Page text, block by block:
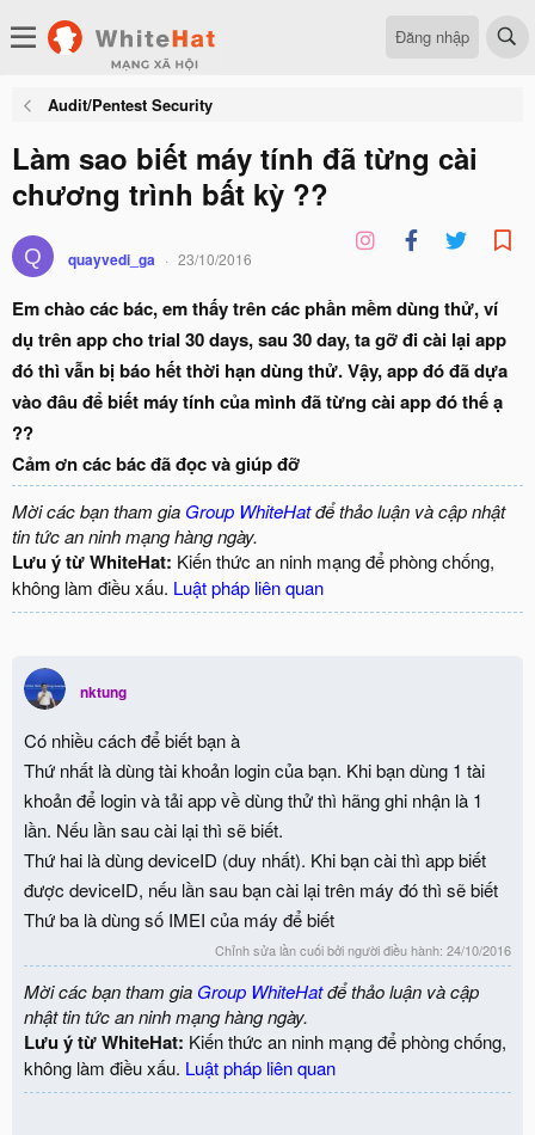
Đăng nhập
Audit/Pentest Security
Làm sao biết máy tính đã từng cài
chương trình bất kỳ ??
Q quayvedi_ga 23/10/2016
Em chào các bác, em thấy trên các phần mềm dùng thử, ví
dụ trên app cho trial 30 days, sau 30 day, ta gỡ đi cài lại app
đó thì vẫn bị báo hết thời hạn dùng thử. Vậy, app đó đã dựa
vào đâu để biết máy tính của mình đã từng cài app đó thế ạ
??
Cảm ơn các bác đã đọc và giúp đỡ
Mời các bạn tham gia Group WhiteHatđể thảo luận và cập nhật
tin tức an ninh mạng hàng ngày.
Lưu ý từ WhiteHat: Kiến thức an ninh mạng để phòng chống,
không làm điều xấu. Luật pháp liên quan
nktung
Có nhiều cách để biết bạn à
Thứ nhất là dùng tài khoản login của bạn. Khi bạn dùng 1 tài
khoản để login và tải app về dùng thử thì hãng ghi nhận là 1
lần. Nếu lần sau cài lại thì sẽ biết.
Thứ hai là dùng deviceID (duy nhất). Khi bạn cài thì app biết
được deviceID, nếu lần sau bạn cài lại trên máy đó thì sẽ biết
Thứ ba là dùng số IMEI của máy để biết
Chỉnh sửa lần cuối bởi người điều hành: 24/10/2016
Mời các bạn tham gia Group WhiteHatđể thảo luận và cập
nhật tin tức an ninh mạng hàng ngày.
Lưu ý từ WhiteHat: Kiến thức an ninh mạng để phòng chống,
không làm điều xấu. Luật pháp liên quan